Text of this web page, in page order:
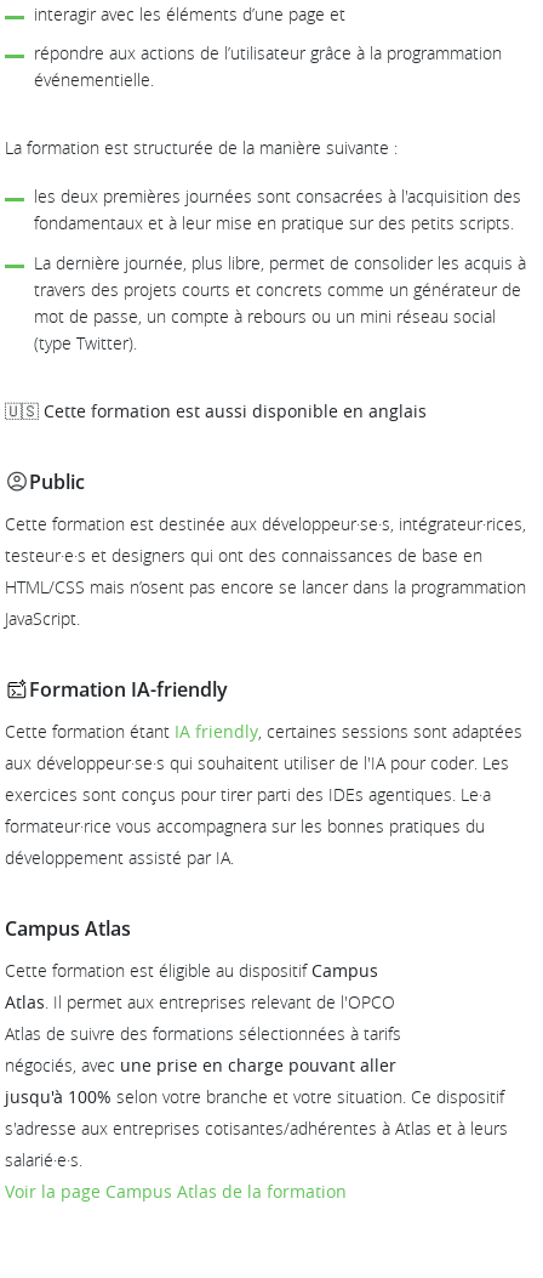
interagir avec les éléments d’une page et
répondre aux actions de l’utilisateur grâce à la programmation
événementielle.
La formation est structurée de la manière suivante :
les deux premières journées sont consacrées à l'acquisition des
fondamentaux et à leur mise en pratique sur des petits scripts.
La dernière journée, plus libre, permet de consolider les acquis à
travers des projets courts et concrets comme un générateur de
mot de passe, un compte à rebours ou un mini réseau social
(type Twitter).
🇺🇸 Cette formation est aussi disponible en anglais
Public
Cette formation est destinée aux développeur·se·s, intégrateur·rices,
testeur·e·s et designers qui ont des connaissances de base en
HTML/CSS mais n’osent pas encore se lancer dans la programmation
JavaScript.
Formation IA-friendly
Cette formation étant IA friendly , certaines sessions sont adaptées
aux développeur·se·s qui souhaitent utiliser de l'IA pour coder. Les
exercices sont conçus pour tirer parti des IDEs agentiques. Le·a
formateur·rice vous accompagnera sur les bonnes pratiques du
développement assisté par IA.
Campus Atlas
Cette formation est éligible au dispositifCampus
Atlas . Il permet aux entreprises relevant de l'OPCO
Atlas de suivre des formations sélectionnées à tarifs
négociés, avec une prise en charge pouvant aller
jusqu'à 100% selon votre branche et votre situation. Ce dispositif
s'adresse aux entreprises cotisantes/adhérentes à Atlas et à leurs
salarié·e·s.
Voir la page Campus Atlas de la formation